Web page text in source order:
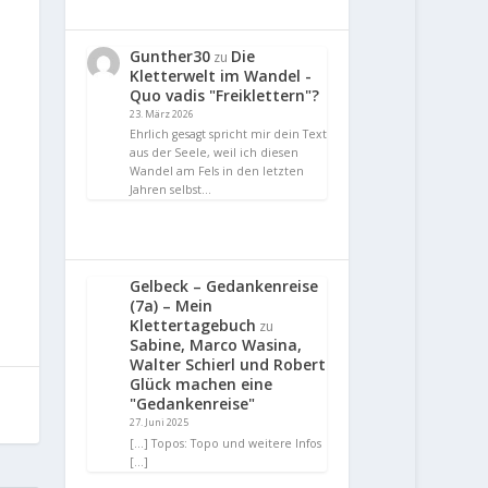
Gunther30 zu Die
Kletterwelt im Wandel -
Quo vadis "Freiklettern"?
23. März 2026
Ehrlich gesagt spricht mir dein Text
aus der Seele, weil ich diesen
Wandel am Fels in den letzten
Jahren selbst…
Gelbeck – Gedankenreise
(7a) – Mein
Klettertagebuch zu
Sabine, Marco Wasina,
Walter Schierl und Robert
Glück machen eine
"Gedankenreise"
27. Juni 2025
[…] Topos: Topo und weitere Infos
[…]